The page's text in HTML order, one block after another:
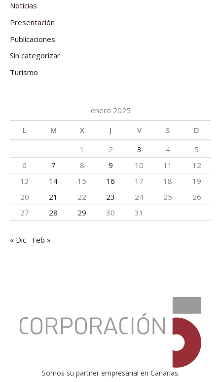
Noticias
Presentación
Publicaciones
Sin categorizar
Turismo
enero 2025
L
M X J V S
D
1
2 3 4
5
6
7 8 9 10 11
12
13
14 15 16 17 18
19
20
21 22 23 24 25
26
27
28 29 30 31
« Dic Feb »
Somos su partner empresarial en Canarias.
déficits
UE